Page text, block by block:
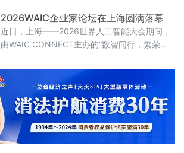
鲜明的底色。
2026WAIC企业家论坛在上海圆满落幕
近日，上海——2026世界人工智能大会期间，
由WAIC CONNECT主办的“数智同行，繁荣共
厅举行。150余位企业一把手、行业领军者及高
净值决策者到场参与，覆盖制造、ICT、消费、
医疗、金融等关键领域。盛夏的上海，WAIC展
览馆人潮涌动，而企业家论坛的会场内同样座
无虚席。